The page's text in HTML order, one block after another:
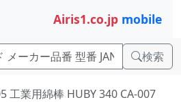
Airis1.co.jp mobile
検索
工業用綿棒 HUBY 340 CA-007